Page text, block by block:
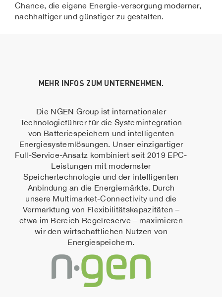
Chance, die eigene Energie-versorgung moderner,
nachhaltiger und günstiger zu gestalten.
MEHR INFOS ZUM UNTERNEHMEN.
Die NGEN Group ist internationaler
Technologieführer für die Systemintegration
von Batteriespeichern und intelligenten
Energiesystemlösungen. Unser einzigartiger
Full-Service-Ansatz kombiniert seit 2019 EPC-
Leistungen mit modernster
Speichertechnologie und der intelligenten
Anbindung an die Energiemärkte. Durch
unsere Multimarket-Connectivity und die
Vermarktung von Flexibilitätskapazitäten –
etwa im Bereich Regelreserve – maximieren
wir den wirtschaftlichen Nutzen von
Energiespeichern.